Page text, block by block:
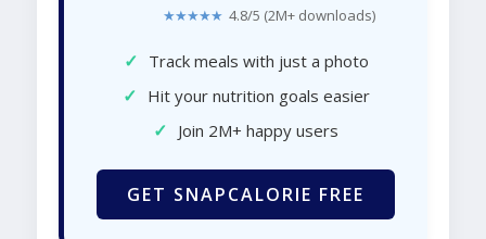
★★★★★ 4.8/5 (2M+ downloads)
✓ Track meals with just a photo
✓ Hit your nutrition goals easier
✓ Join 2M+ happy users
GET SNAPCALORIE FREE